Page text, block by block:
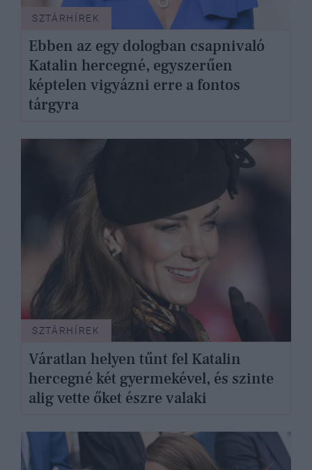
SZTÁRHÍREK
Ebben az egy dologban csapnivaló
Katalin hercegné, egyszerűen
képtelen vigyázni erre a fontos
tárgyra
SZTÁRHÍREK
Váratlan helyen tűnt fel Katalin
hercegné két gyermekével, és szinte
alig vette őket észre valaki